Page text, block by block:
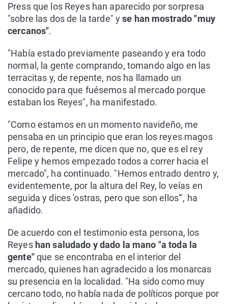
Press que los Reyes han aparecido por sorpresa
"sobre las dos de la tarde" yse han mostrado "muy
cercanos".
"Había estado previamente paseando y era todo
normal, la gente comprando, tomando algo en las
terracitas y, de repente, nos ha llamado un
conocido para que fuésemos al mercado porque
estaban los Reyes", ha manifestado.
"Como estamos en un momento navideño, me
pensaba en un principio que eran los reyes magos
pero, de repente, me dicen que no, que es el rey
Felipe y hemos empezado todos a correr hacia el
mercado", ha continuado. "Hemos entrado dentro y,
evidentemente, por la altura del Rey, lo veías en
seguida y dices 'ostras, pero que son ellos'", ha
añadido.
De acuerdo con el testimonio esta persona, los
Reyeshan saludado y dado la mano "a toda la
gente"que se encontraba en el interior del
mercado, quienes han agradecido a los monarcas
su presencia en la localidad. "Ha sido como muy
cercano todo, no había nada de políticos porque por